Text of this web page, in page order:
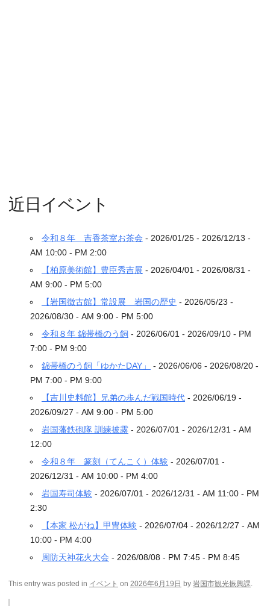
近日イベント
令和８年 吉香茶室お茶会 - 2026/01/25 - 2026/12/13 -
AM 10:00 - PM 2:00
【柏原美術館】豊臣秀吉展 - 2026/04/01 - 2026/08/31 -
AM 9:00 - PM 5:00
【岩国徴古館】常設展 岩国の歴史 - 2026/05/23 -
2026/08/30 - AM 9:00 - PM 5:00
令和８年 錦帯橋のう飼 - 2026/06/01 - 2026/09/10 - PM
7:00 - PM 9:00
錦帯橋のう飼「ゆかたDAY」
- 2026/06/06 - 2026/08/20 -
PM 7:00 - PM 9:00
【吉川史料館】兄弟の歩んだ戦国時代 - 2026/06/19 -
2026/09/27 - AM 9:00 - PM 5:00
岩国藩鉄砲隊 訓練披露 - 2026/07/01 - 2026/12/31 - AM
12:00
令和８年 篆刻（てんこく）体験 - 2026/07/01 -
2026/12/31 - AM 10:00 - PM 4:00
岩国寿司体験 - 2026/07/01 - 2026/12/31 - AM 11:00 - PM
2:30
【本家 松がね】甲冑体験 - 2026/07/04 - 2026/12/27 - AM
10:00 - PM 4:00
周防天神花火大会 - 2026/08/08 - PM 7:45 - PM 8:45
This entry was posted in イベント on 2026年6月19日 by 岩国市観光振興課.